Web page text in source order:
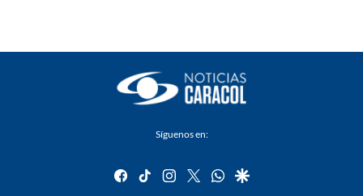
Síguenos en:
facebook
tiktok instagram
twitterwhatsapp
google